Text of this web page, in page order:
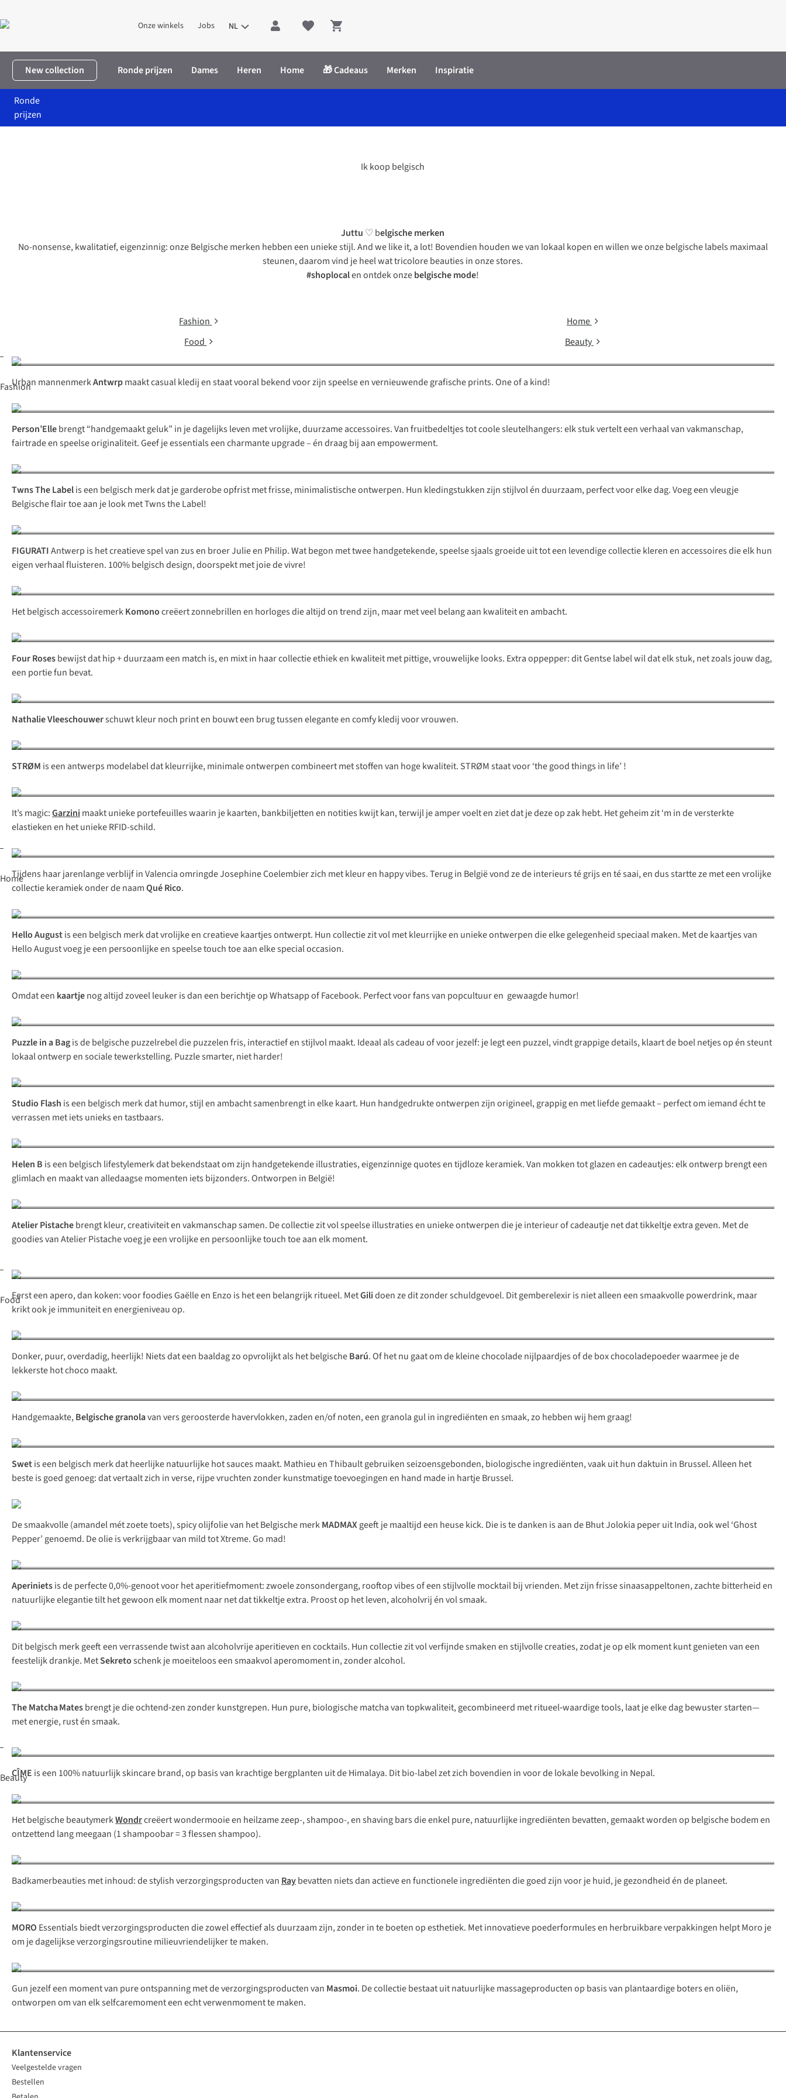
Onze winkels Jobs NL Shopping cart
New collection Ronde prijzen Dames Heren Home 🎁 Cadeaus Merken Inspiratie
Ronde
prijzen
Ik koop belgisch
Juttu ♡ belgische merken
No-nonsense, kwalitatief, eigenzinnig: onze Belgische merken hebben een unieke stijl. And we like it, a lot! Bovendien houden we van lokaal kopen en willen we onze belgische labels maximaal
steunen, daarom vind je heel wat tricolore beauties in onze stores.
#shoplocalen ontdek onzebelgische mode!
Fashion
Home
Food
Beauty
Fashion
Urban mannenmerkAntwrpmaakt casual kledij en staat vooral bekend voor zijn speelse en vernieuwende grafische prints.One of a kind!
Person’elle
Person’Ellebrengt “handgemaakt geluk” in je dagelijks leven met vrolijke, duurzame accessoires. Van fruitbedeltjes tot coole sleutelhangers: elk stuk vertelt een verhaal van vakmanschap,
fairtrade en speelse originaliteit. Geef je essentials een charmante upgrade – én draag bij aan empowerment.
Twns The Label
Twns The Labelis een belgisch merk dat je garderobe opfrist met frisse, minimalistische ontwerpen. Hun kledingstukken zijn stijlvol én duurzaam, perfect voor elke dag. Voeg een vleugje
Belgische flair toe aan je look met Twns the Label!
FIGURATIAntwerp is het creatieve spel van zus en broer Julie en Philip. Wat begon met twee handgetekende, speelse sjaals groeide uit tot een levendige collectie kleren en accessoires die elk hun
eigen verhaal fluisteren. 100% belgisch design, doorspekt met joie de vivre!
Het belgisch accessoiremerkKomonocreëert zonnebrillen en horloges die altijd on trend zijn, maar met veel belang aan kwaliteit en ambacht.
Four Roses
Four Rosesbewijst dat hip + duurzaam een match is, en mixt in haar collectie ethiek en kwaliteit met pittige, vrouwelijke looks. Extra oppepper: dit Gentse label wil dat elk stuk, net zoals jouw dag,
een portie fun bevat.
Nathalie Vleeschouwerschuwt kleur noch print en bouwt een brug tussen elegante en comfy kledij voor vrouwen.
STRØM
STRØM is een antwerps modelabel dat kleurrijke, minimale ontwerpen combineert met stoffen van hoge kwaliteit. STRØM staat voor ‘the good things in life’ !
Garzini
It’s magic:Garzini maakt unieke portefeuilles waarin je kaarten, bankbiljetten en notities kwijt kan, terwijl je amper voelt en ziet dat je deze op zak hebt. Het geheim zit ‘m in de versterkte
elastieken en het unieke RFID-schild.
HomeTijdens haar jarenlange verblijf in Valencia omringde Josephine Coelembier zich met kleur en happy vibes. Terug in België vond ze de interieurs té grijs en té saai, en dus startte ze met een vrolijke
collectie keramiek onder de naamQué Rico.
Hello Augustis een belgisch merk dat vrolijke en creatieve kaartjes ontwerpt. Hun collectie zit vol met kleurrijke en unieke ontwerpen die elke gelegenheid speciaal maken. Met de kaartjes van
Hello August voeg je een persoonlijke en speelse touch toe aan elkespecial occasion.
Omdat een kaartjenog altijd zoveel leuker is dan een berichtje op Whatsapp of Facebook. Perfect voor fans van popcultuur en gewaagde humor!
Puzzle in a bag
Puzzle in a Bagis de belgische puzzelrebel die puzzelen fris, interactief en stijlvol maakt. Ideaal als cadeau of voor jezelf: je legt een puzzel, vindt grappige details, klaart de boel netjes op én steunt
lokaal ontwerp en sociale tewerkstelling. Puzzle smarter, niet harder!
Studio Flash is een belgisch merk dat humor, stijl en ambacht samenbrengt in elke kaart. Hun handgedrukte ontwerpen zijn origineel, grappig en met liefde gemaakt – perfect om iemand écht te
verrassen met iets unieks en tastbaars.
Helen B is een belgisch lifestylemerk dat bekendstaat om zijn handgetekende illustraties, eigenzinnige quotes en tijdloze keramiek. Van mokken tot glazen en cadeautjes: elk ontwerp brengt een
glimlach en maakt van alledaagse momenten iets bijzonders. Ontworpen in België!
Atelier Pistachebrengt kleur, creativiteit en vakmanschap samen. De collectie zit vol speelse illustraties en unieke ontwerpen die je interieur of cadeautje net dat tikkeltje extra geven. Met de
goodies van Atelier Pistache voeg je een vrolijke en persoonlijke touch toe aan elk moment.
FoodEerst een apero, dan koken: voor foodies Gaëlle en Enzo is het een belangrijk ritueel. MetGilidoen ze dit zonder schuldgevoel. Dit gemberelexir is niet alleen een smaakvolle powerdrink, maar
krikt ook je immuniteit en energieniveau op.
Donker, puur, overdadig, heerlijk! Niets dat een baaldag zo opvrolijkt als het belgischeBarú. Of het nu gaat om de kleine chocolade nijlpaardjes of de box chocoladepoeder waarmee je de
lekkerstehot choco maakt.
Handgemaakte,Belgische granolavan vers geroosterde havervlokken, zaden en/of noten, een granola gul in ingrediënten en smaak, zo hebben wij hem graag!
Swet
Swetis een belgisch merk dat heerlijke natuurlijke hot sauces maakt. Mathieu en Thibault gebruiken seizoensgebonden, biologische ingrediënten, vaak uit hun daktuin in Brussel. Alleen het
beste is goed genoeg: dat vertaalt zich in verse, rijpe vruchten zonder kunstmatige toevoegingen en hand made in hartje Brussel.
MADMAX
De smaakvolle (amandel mét zoete toets),spicyolijfolie van het Belgische merkMADMAXgeeft je maaltijd een heusekick. Die is te danken is aan de Bhut Jolokia peper uit India, ook wel ‘Ghost
Pepper’ genoemd. De olie is verkrijgbaar van mild tot Xtreme.Go mad!
Aperinietsis de perfecte 0,0%-genoot voor het aperitiefmoment: zwoele zonsondergang, rooftop vibes of een stijlvolle mocktail bij vrienden. Met zijn frisse sinaasappeltonen, zachte bitterheid en
natuurlijke elegantie tilt het gewoon elk moment naar net dat tikkeltje extra. Proost op het leven, alcoholvrij én vol smaak.
Sekreto Drinks
Dit belgisch merk geeft een verrassende twist aan alcoholvrije aperitieven en cocktails. Hun collectie zit vol verfijnde smaken en stijlvolle creaties, zodat je op elk moment kunt genieten van een
feestelijk drankje. MetSekretoschenk je moeiteloos een smaakvol aperomoment in, zonder alcohol.
The Matcha Mates
The Matcha Matesbrengt je die ochtend‑zen zonder kunstgrepen. Hun pure, biologische matcha van topkwaliteit, gecombineerd met ritueel‑waardige tools, laat je elke dag bewuster starten—
met energie, rust én smaak.
Beauty
CÎME is een 100% natuurlijk skincare brand, op basis van krachtige bergplanten uit de Himalaya. Dit bio-label zet zich bovendien in voor de lokale bevolking in Nepal.
Wondr
Het belgische beautymerkWondrcreëert wondermooie en heilzame zeep-, shampoo-, en shavingbarsdie enkel pure, natuurlijke ingrediënten bevatten, gemaakt worden op belgische bodem en
ontzettend lang meegaan (1 shampoobar = 3 flessen shampoo).
Badkamerbeauties met inhoud: de stylish verzorgingsproducten van Raybevatten niets dan actieve en functionele ingrediënten die goed zijn voor je huid, je gezondheid én de planeet.
MORO
MORO Essentials biedt verzorgingsproducten die zowel effectief als duurzaam zijn, zonder in te boeten op esthetiek. Met innovatieve poederformules en herbruikbare verpakkingen helpt Moro je
om je dagelijkse verzorgingsroutine milieuvriendelijker te maken.
Gun jezelf een moment van pure ontspanning met de verzorgingsproducten van Masmoi. De collectie bestaat uit natuurlijke massageproducten op basis van plantaardige boters en oliën,
ontworpen om van elk selfcaremoment een echt verwenmoment te maken.
Klantenservice
Veelgestelde vragen
Bestellen